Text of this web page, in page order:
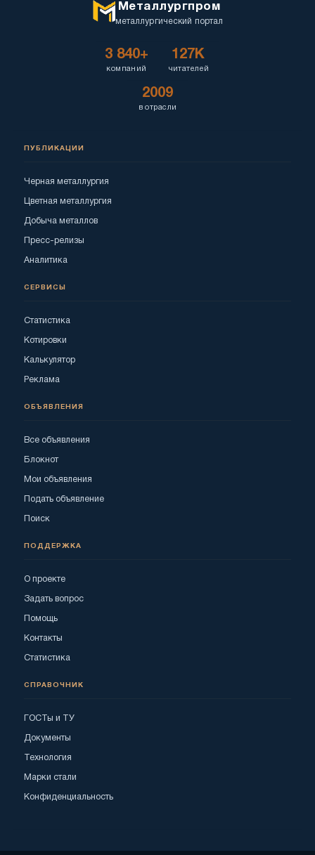
Металлургпром
металлургический портал
3 840+
компаний
127K
читателей
2009
в отрасли
ПУБЛИКАЦИИ
Черная металлургия
Цветная металлургия
Добыча металлов
Пресс-релизы
Аналитика
СЕРВИСЫ
Статистика
Котировки
Калькулятор
Реклама
ОБЪЯВЛЕНИЯ
Все объявления
Блокнот
Мои объявления
Подать объявление
Поиск
ПОДДЕРЖКА
О проекте
Задать вопрос
Помощь
Контакты
Статистика
СПРАВОЧНИК
ГОСТы и ТУ
Документы
Технология
Марки стали
Конфиденциальность